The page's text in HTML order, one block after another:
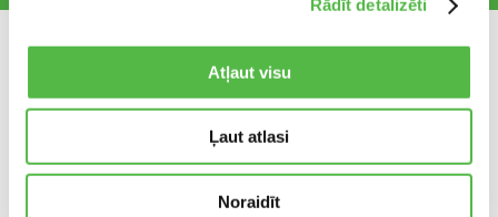
Rādīt detalizēti
Atļaut visu
Ļaut atlasi
Noraidīt
DETALIZĒTĀKA INFORMĀCIJA